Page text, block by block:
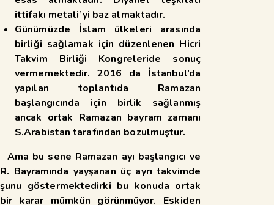
ittifakı metali’yi baz almaktadır.
Günümüzde İslam ülkeleri arasında
birliği sağlamak için düzenlenen Hicri
Takvim Birliği Kongreleride sonuç
vermemektedir. 2016 da İstanbul’da
yapılan toplantıda Ramazan
başlangıcında için birlik sağlanmış
ancak ortak Ramazan bayram zamanı
S.Arabistan tarafından bozulmuştur.
Ama bu sene Ramazan ayı başlangıcı ve
R. Bayramında yayşanan üç ayrı takvimde
şunu göstermektedirki bu konuda ortak
bir karar mümkün görünmüyor. Eskiden